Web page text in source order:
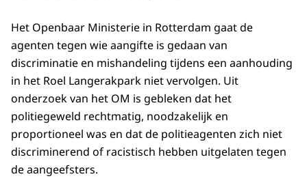
Het Openbaar Ministerie in Rotterdam gaat de
agenten tegen wie aangifte is gedaan van
discriminatie en mishandeling tijdens een aanhouding
in het Roel Langerakpark niet vervolgen. Uit
onderzoek van het OM is gebleken dat het
politiegeweld rechtmatig, noodzakelijk en
proportioneel was en dat de politieagenten zich niet
discriminerend of racistisch hebben uitgelaten tegen
de aangeefsters.